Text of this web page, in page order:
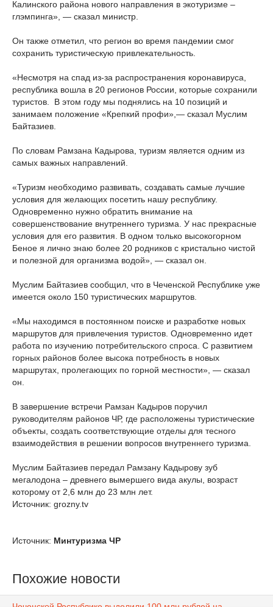
Калинского района нового направления в экотуризме –
глэмпинга», — сказал министр.
Он также отметил, что регион во время пандемии смог
сохранить туристическую привлекательность.
«Несмотря на спад из-за распространения коронавируса,
республика вошла в 20 регионов России, которые сохранили
туристов. В этом году мы поднялись на 10 позиций и
занимаем положение «Крепкий профи»,— сказал Муслим
Байтазиев.
По словам Рамзана Кадырова, туризм является одним из
самых важных направлений.
«Туризм необходимо развивать, создавать самые лучшие
условия для желающих посетить нашу республику.
Одновременно нужно обратить внимание на
совершенствование внутреннего туризма. У нас прекрасные
условия для его развития. В одном только высокогорном
Беное я лично знаю более 20 родников с кристально чистой
и полезной для организма водой», — сказал он.
Муслим Байтазиев сообщил, что в Чеченской Республике уже
имеется около 150 туристических маршрутов.
«Мы находимся в постоянном поиске и разработке новых
маршрутов для привлечения туристов. Одновременно идет
работа по изучению потребительского спроса. С развитием
горных районов более высока потребность в новых
маршрутах, пролегающих по горной местности», — сказал
он.
В завершение встречи Рамзан Кадыров поручил
руководителям районов ЧР, где расположены туристические
объекты, создать соответствующие отделы для тесного
взаимодействия в решении вопросов внутреннего туризма.
Муслим Байтазиев передал Рамзану Кадырову зуб
мегалодона – древнего вымершего вида акулы, возраст
которому от 2,6 млн до 23 млн лет.
Источник: grozny.tv
Источник: Минтуризма ЧР
Похожие новости